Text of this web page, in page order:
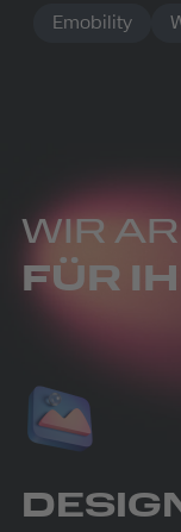
Emobility
WIR
FÜR